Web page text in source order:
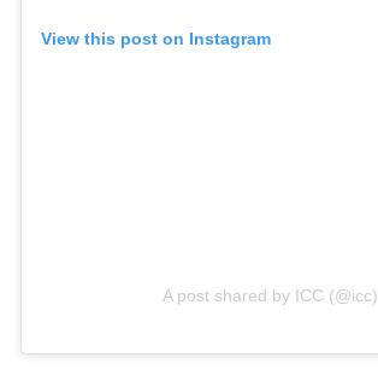
View this post on Instagram
A post shared by ICC (@icc)